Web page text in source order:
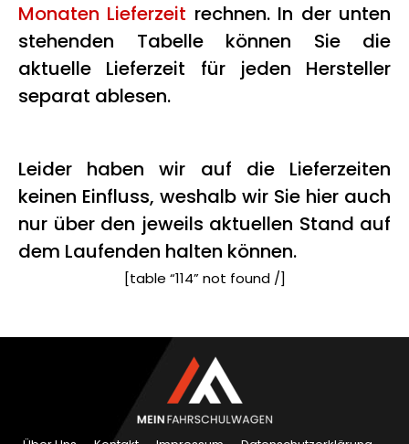
Monaten Lieferzeit rechnen. In der unten
stehenden Tabelle können Sie die
aktuelle Lieferzeit für jeden Hersteller
separat ablesen.
Leider haben wir auf die Lieferzeiten
keinen Einfluss, weshalb wir Sie hier auch
nur über den jeweils aktuellen Stand auf
dem Laufenden halten können.
[table “114” not found /]